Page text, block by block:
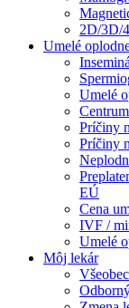
2D/3D/
Umelé
Umelé
Príčiny
Príčiny
EÚ
Cena
IVF /
Umelé
Môj lekár